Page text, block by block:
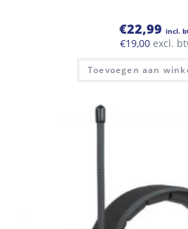
€22,99 incl.
€19,00 excl.
Toevoegen aan